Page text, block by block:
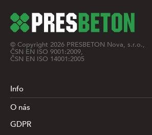
© Copyright 2026 PRESBETON Nova, s.r.o.,
ČSN EN ISO 9001:2009,
ČSN EN ISO 14001:2005
Info
O nás
GDPR